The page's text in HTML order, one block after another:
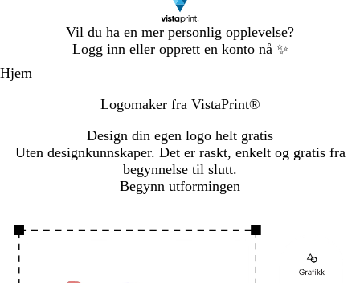
Vil du ha en mer personlig opplevelse?
Logg inn eller opprett en konto nå ✨
1
Hjem
Logomakerfra VistaPrint®
Design din egen logo helt gratis
Uten designkunnskaper. Det er raskt, enkelt og gratis fra
begynnelse til slutt.
Begynn utformingen